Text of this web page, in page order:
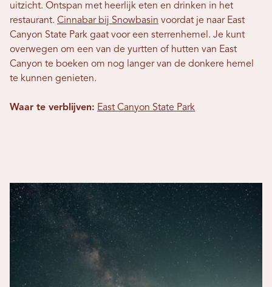
uitzicht. Ontspan met heerlijk eten en drinken in het
restaurant. Cinnabar bij Snowbasin voordat je naar East
Canyon State Park gaat voor een sterrenhemel. Je kunt
overwegen om een ​​van de yurtten of hutten van East
Canyon te boeken om nog langer van de donkere hemel
te kunnen genieten.
Waar te verblijven: East Canyon State Park